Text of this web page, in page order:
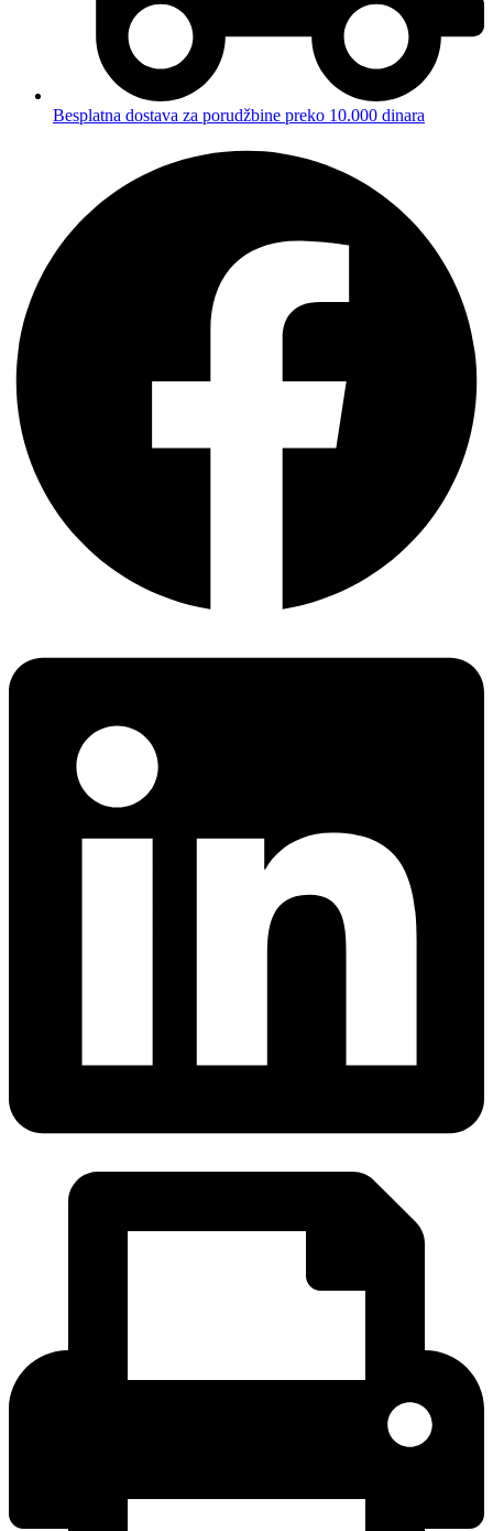
Besplatna dostava za porudžbine preko 10.000 dinara